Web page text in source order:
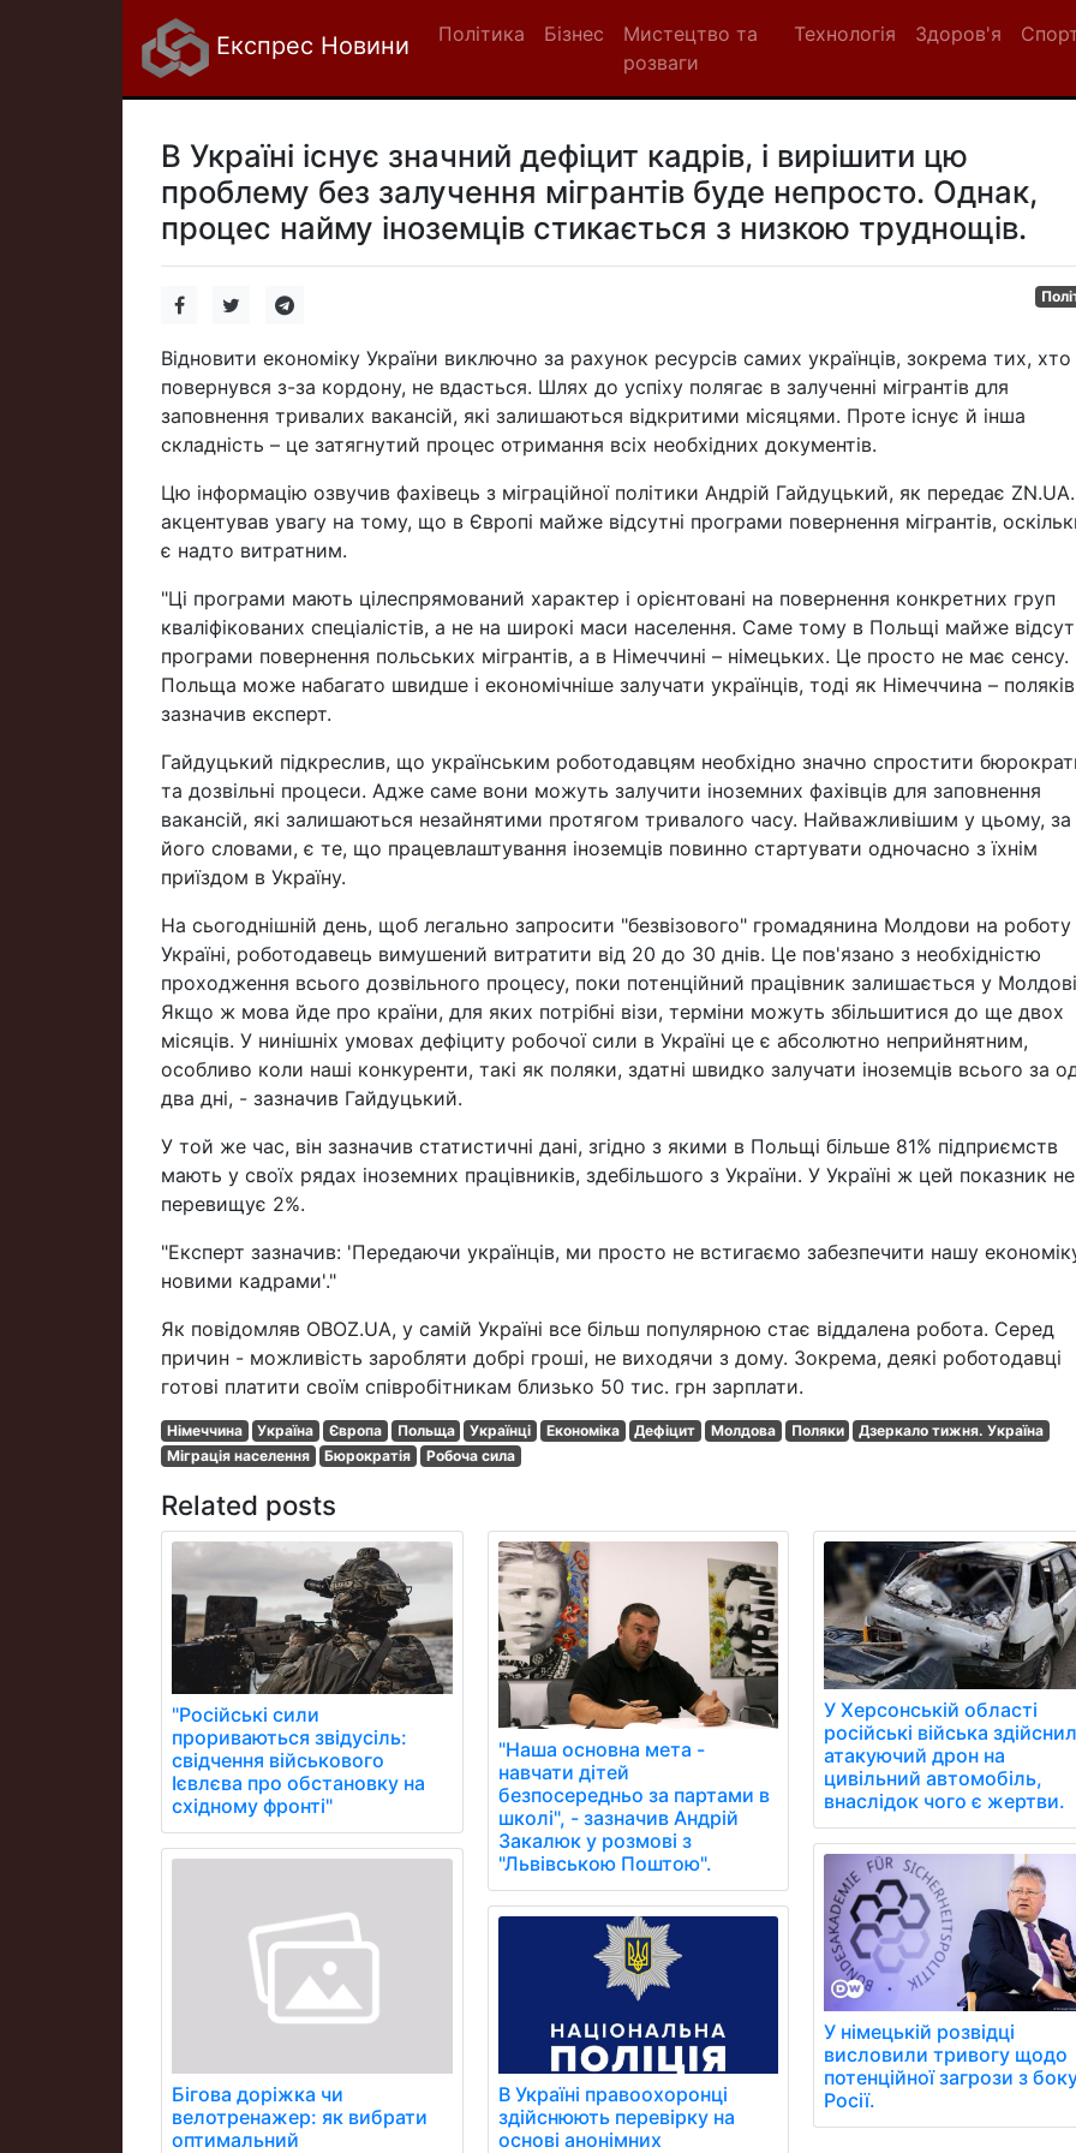
Експрес Новини Політика Бізнес
Мистецтво та
розваги
Технологія Здоров'я
В Україні існує значний дефіцит кадрів, і вирішити цю
проблему без залучення мігрантів буде непросто. Однак,
процес найму іноземців стикається з низкою труднощів.
Відновити економіку України виключно за рахунок ресурсів самих українців, зокрема тих, хто
повернувся з-за кордону, не вдасться. Шлях до успіху полягає в залученні мігрантів для
заповнення тривалих вакансій, які залишаються відкритими місяцями. Проте існує й інша
складність – це затягнутий процес отримання всіх необхідних документів.
Цю інформацію озвучив фахівець з міграційної політики Андрій Гайдуцький, як передає ZN.UA.
акцентував увагу на тому, що в Європі майже відсутні програми повернення мігрантів,
є надто витратним.
"Ці програми мають цілеспрямований характер і орієнтовані на повернення конкретних груп
кваліфікованих спеціалістів, а не на широкі маси населення. Саме тому в Польщі майже
програми повернення польських мігрантів, а в Німеччині – німецьких. Це просто не має сенсу.
Польща може набагато швидше і економічніше залучати українців, тоді як Німеччина –
зазначив експерт.
Гайдуцький підкреслив, що українським роботодавцям необхідно значно спростити
та дозвільні процеси. Адже саме вони можуть залучити іноземних фахівців для заповнення
вакансій, які залишаються незайнятими протягом тривалого часу. Найважливішим у цьому, за
його словами, є те, що працевлаштування іноземців повинно стартувати одночасно з їхнім
приїздом в Україну.
На сьогоднішній день, щоб легально запросити "безвізового" громадянина Молдови на роботу
Україні, роботодавець вимушений витратити від 20 до 30 днів. Це пов'язано з необхідністю
проходження всього дозвільного процесу, поки потенційний працівник залишається у
Якщо ж мова йде про країни, для яких потрібні візи, терміни можуть збільшитися до ще двох
місяців. У нинішніх умовах дефіциту робочої сили в Україні це є абсолютно неприйнятним,
особливо коли наші конкуренти, такі як поляки, здатні швидко залучати іноземців всього за
два дні, - зазначив Гайдуцький.
У той же час, він зазначив статистичні дані, згідно з якими в Польщі більше 81% підприємств
мають у своїх рядах іноземних працівників, здебільшого з України. У Україні ж цей показник не
перевищує 2%.
"Експерт зазначив: 'Передаючи українців, ми просто не встигаємо забезпечити нашу
новими кадрами'."
Як повідомляв OBOZ.UA, у самій Україні все більш популярною стає віддалена робота. Серед
причин - можливість заробляти добрі гроші, не виходячи з дому. Зокрема, деякі роботодавці
готові платити своїм співробітникам близько 50 тис. грн зарплати.
Німеччина Україна Європа Польща Українці Економіка Дефіцит Молдова Поляки
Дзеркало тижня. Україна
Міграція населення
Бюрократія Робоча сила
Related posts
"Російські сили
прориваються звідусіль:
свідчення військового
Ієвлєва про обстановку на
східному фронті"
Бігова доріжка чи
велотренажер: як вибрати
оптимальний
"Наша основна мета -
навчати дітей
безпосередньо за партами в
школі", - зазначив Андрій
Закалюк у розмові з
"Львівською Поштою".
В Україні правоохоронці
здійснюють перевірку на
основі анонімних
У Херсонській області
російські війська
атакуючий дрон на
цивільний автомобіль,
внаслідок чого є жертви.
У німецькій розвідці
висловили тривогу щодо
потенційної загрози з
Росії.